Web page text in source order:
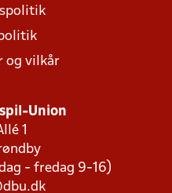
og vilkår
Union
1
- fredag 9-16)